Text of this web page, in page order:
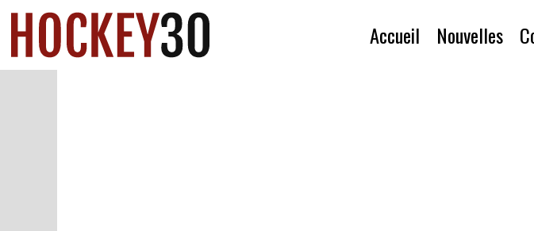
Accueil Nouvelles